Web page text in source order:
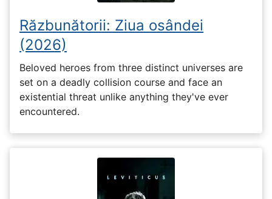
Răzbunătorii: Ziua osândei
(2026)
Beloved heroes from three distinct universes are
set on a deadly collision course and face an
existential threat unlike anything they've ever
encountered.